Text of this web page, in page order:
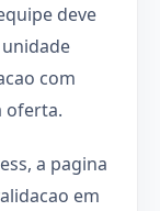
deve
com
oferta.
a pagina
em